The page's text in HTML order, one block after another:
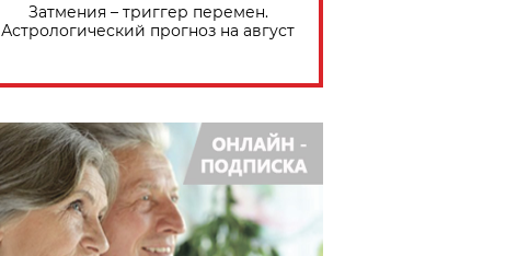
Затмения – триггер перемен.
Астрологический прогноз на август